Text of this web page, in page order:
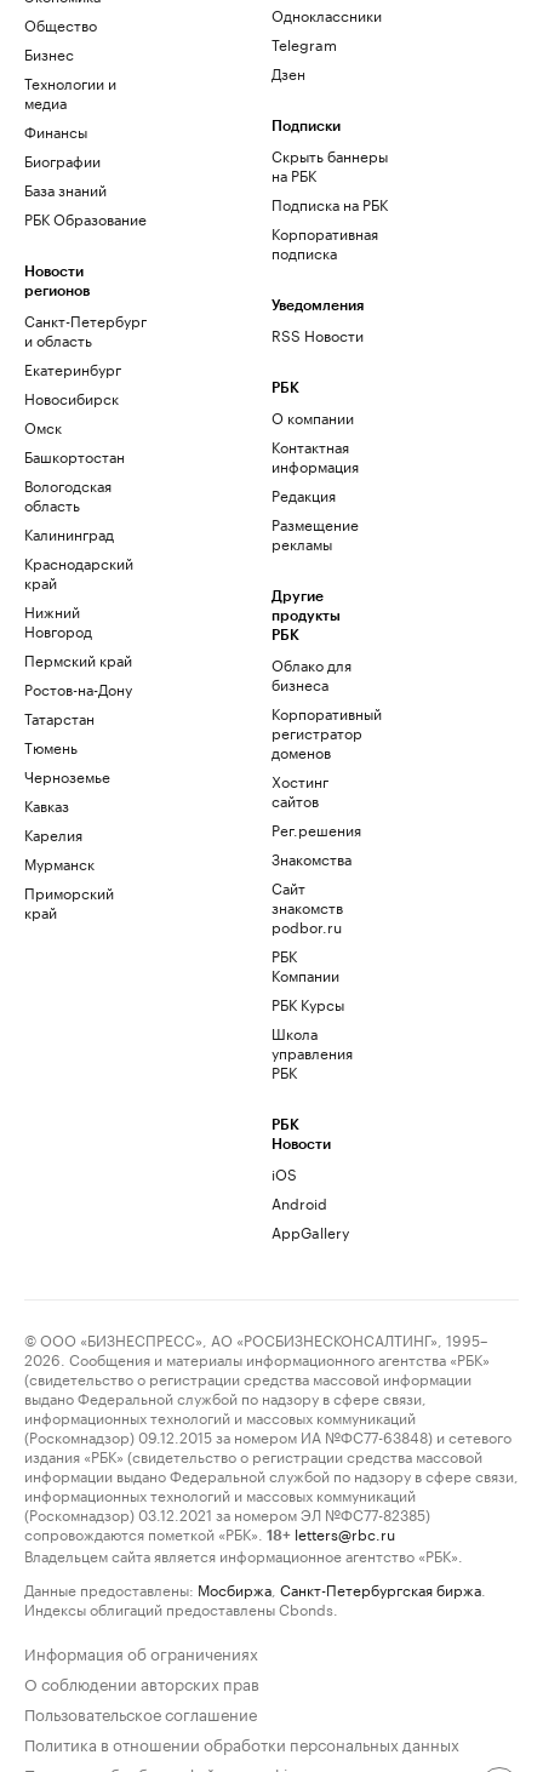
Общество
Бизнес
Технологии и
медиа
Финансы
Биографии
База знаний
РБК Образование
Новости
регионов
Санкт-Петербург
и область
Екатеринбург
Новосибирск
Омск
Башкортостан
Вологодская
область
Калининград
Краснодарский
край
Нижний
Новгород
Пермский край
Ростов-на-Дону
Татарстан
Тюмень
Черноземье
Кавказ
Карелия
Мурманск
Приморский
край
Одноклассники
Telegram
Дзен
Подписки
Скрыть баннеры
на РБК
Подписка на РБК
Корпоративная
подписка
Уведомления
RSS Новости
РБК
О компании
Контактная
информация
Редакция
Размещение
рекламы
Другие
продукты
РБК
Облако для
бизнеса
Корпоративный
регистратор
доменов
Хостинг
сайтов
Рег.решения
Знакомства
Сайт
знакомств
podbor.ru
РБК
Компании
РБК Курсы
Школа
управления
РБК
РБК
Новости
iOS
Android
AppGallery
© ООО «БИЗНЕСПРЕСС», АО «РОСБИЗНЕСКОНСАЛТИНГ», 1995–
2026. Сообщения и материалы информационного агентства «РБК»
(свидетельство о регистрации средства массовой информации
выдано Федеральной службой по надзору в сфере связи,
информационных технологий и массовых коммуникаций
(Роскомнадзор) 09.12.2015 за номером ИА №ФС77-63848) и сетевого
издания «РБК» (свидетельство о регистрации средства массовой
информации выдано Федеральной службой по надзору в сфере связи,
информационных технологий и массовых коммуникаций
(Роскомнадзор) 03.12.2021 за номером ЭЛ №ФС77-82385)
сопровождаются пометкой «РБК».
18+ letters@rbc.ru
Владельцем сайта является информационное агентство «РБК».
Данные предоставлены: Мосбиржа Санкт-Петербургская биржа
Индексы облигаций предоставлены Cbonds.
Информация об ограничениях
О соблюдении авторских прав
Пользовательское соглашение
Политика в отношении обработки персональных данных